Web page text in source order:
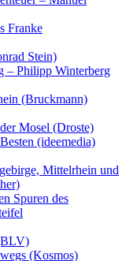
Franke
Stein)
– Philipp Winterberg
(Bruckmann)
Mosel (Droste)
(ideemedia)
Mittelrhein und
Spuren des
(Kosmos)